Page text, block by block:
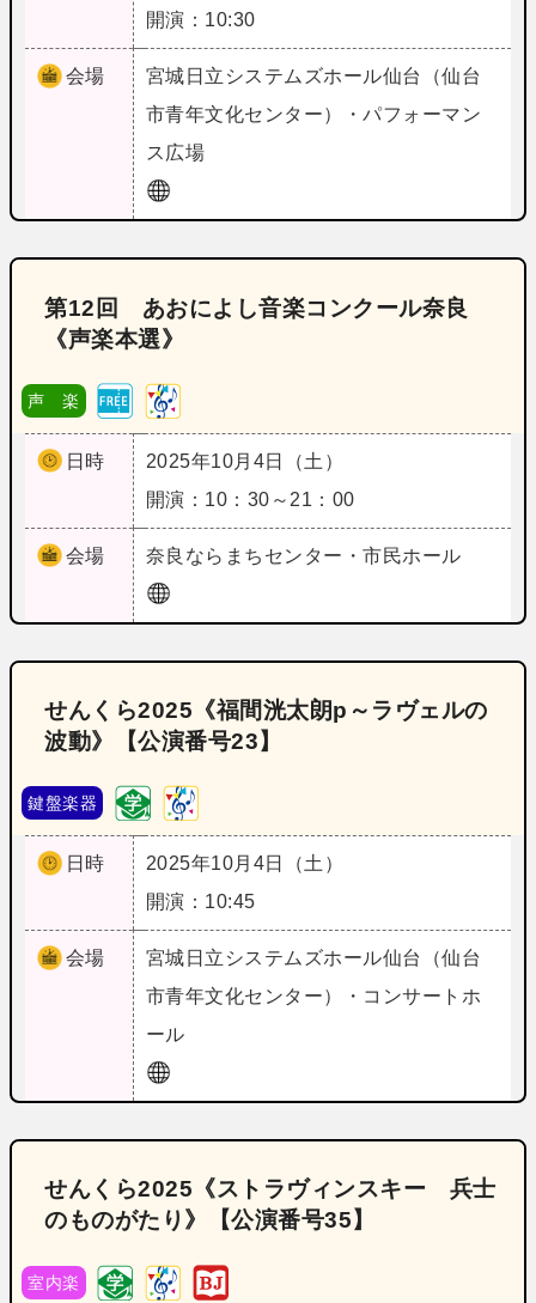
開演：10:30
会場 宮城 日立システムズホール仙台（仙台
市青年文化センター）・パフォーマン
ス広場
第12回 あおによし音楽コンクール奈良
《声楽本選》
声 楽
日時
2025年10月4日（土）
開演：10：30～21：00
会場 奈良 ならまちセンター・市民ホール
せんくら2025《福間洸太朗p～ラヴェルの
波動》【公演番号23】
鍵盤楽器
日時
2025年10月4日（土）
開演：10:45
会場 宮城 日立システムズホール仙台（仙台
市青年文化センター）・コンサートホ
ール
せんくら2025《ストラヴィンスキー 兵士
のものがたり》【公演番号35】
室内楽